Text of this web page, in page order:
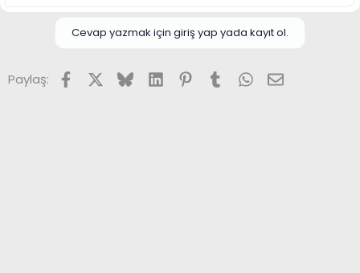
Cevap yazmak için giriş yap yada kayıt ol.
Paylaş: FacebookX (Twitter)
BlueskyLinkedInPinterest
TumblrWhatsApp
E-posta